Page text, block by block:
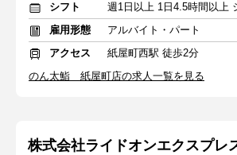
シフト
雇用形態
アルバイト・パート
アクセス
紙屋町西駅 徒歩2分
のん太鮨 紙屋町店の求人一覧を見る
株式会社ライドオンエクスプレ